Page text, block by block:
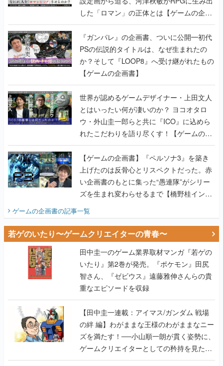
した「ロマン」の正体とは【ゲームの企画
書】
『ガンパレ』の企画書、ついに公開━初代
PSの伝説的タイトルは、なぜ生まれたの
か？そして『LOOP8』へ受け継がれたもの
【ゲームの企画書】
世界が認めるゲームデザイナー・上田文人
とはいったい何が凄いのか？ ヨコオタロ
ウ・外山圭一郎らと共に『ICO』に込めら
れたこだわりを語り尽くす！【ゲームの企
画書】
【ゲームの企画書】『ペルソナ3』を築き
上げたのは反骨心とリスペクトだった。赤
い企画書のもとに集った“愚連隊”がシリー
ズを生まれ変わらせるまで【橋野桂インタ
ビュー】
ゲームの企画書の記事一覧
若ゲのいたり〜ゲームクリエイターの青春〜
田中圭一のゲーム業界取材マンガ『若ゲの
いたり』第2巻が発売。『ポケモン』田尻
智さん、『ゼビウス』遠藤雅伸さんらの貴
重なエピソードを収録
【田中圭一連載：アイマス/ガンダム 戦場
の絆 編】わがままな王様のわがままなニー
ズを満たす！──小山順一朗が貫く姿勢に、
ゲームクリエイターとしての矜持を見た
【若ゲのいたり最終回】